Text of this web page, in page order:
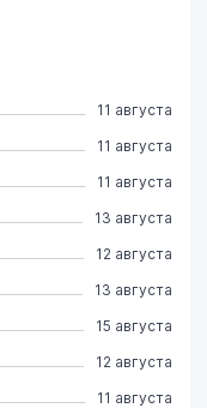
11 августа
11 августа
11 августа
13 августа
12 августа
13 августа
15 августа
12 августа
11 августа